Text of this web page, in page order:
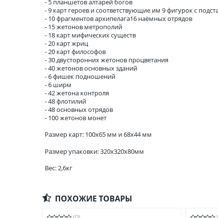
- 5 планшетов алтарей богов
- 9 карт героев и соответствующие им 9 фигурок с
- 10 фрагментов архипелага16 наёмных отрядов
- 15 жетонов метрополий
- 18 карт мифических существ
- 20 карт жриц
- 20 карт философов
- 30 двусторонних жетонов процветания
- 40 жетонов основных зданий
- 6 фишек подношений
- 6 ширм
- 42 жетона контроля
- 48 флотилий
- 48 основных отрядов
- 100 жетонов монет
Размер карт: 100х65 мм и 68х44 мм
Размер упаковки: 320x320x80мм
Вес: 2,6кг
ПОХОЖИЕ ТОВАРЫ